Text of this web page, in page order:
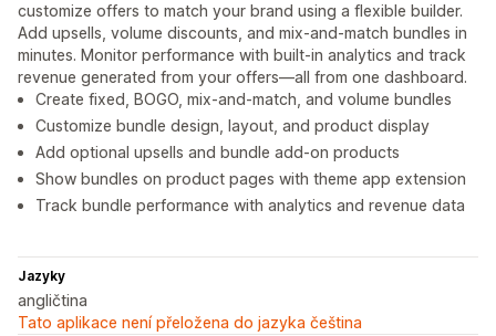
customize offers to match your brand using a flexible builder.
Add upsells, volume discounts, and mix-and-match bundles in
minutes. Monitor performance with built-in analytics and track
revenue generated from your offers—all from one dashboard.
Create fixed, BOGO, mix-and-match, and volume bundles
Customize bundle design, layout, and product display
Add optional upsells and bundle add-on products
Show bundles on product pages with theme app extension
Track bundle performance with analytics and revenue data
Jazyky
angličtina
Tato aplikace není přeložena do jazyka čeština